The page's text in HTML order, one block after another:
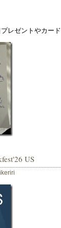
レゼントやカー
US
ikeriri